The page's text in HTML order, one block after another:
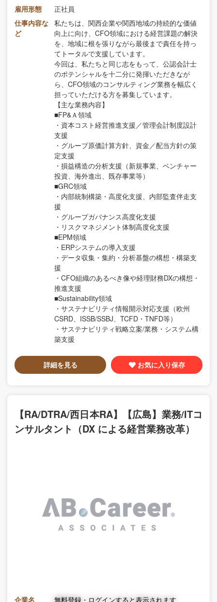
雇用形態
正社員
仕事内容な
ど
私たちは、関西企業や関西地域の持続的な価値
向上に向け、CFO領域における経営課題の解決
を、地域に根を張りながら最後まで責任を持っ
てトータルで支援しています。
今回は、私たちと同じ志をもって、公認会計士
のポテンシャルを十二分に発揮いただきなが
ら、CFO領域のコンサルティング業務を幅広く
担っていただける方を募集しています。
【主な業務内容】
■FP&Ａ領域
・資本コスト経営推進支援／管理会計制度設計
支援
・グループ原価計算方針、資金／配当方針の策
定支援
・損益構造の分析支援（新規事業、ベンチャー
投資、海外進出、既存事業等）
■GRC領域
・内部統制構築・高度化支援、内部監査伴走支
援
・グループガバナンス高度化支援
・リスクマネジメント体制高度化支援
■EPM領域
・ERPシステムの導入支援
・データ収集・集約・分析基盤の構想・構築支
援
・CFO組織のあるべき像や経理財務DXの構想・
推進支援
■Sustainability領域
・サステナビリティ情報開示対応支援（欧州
CSRD、ISSB/SSBJ、TCFD・TNFD等）
・サステナビリティ戦略立案/業務・システム構
築支援
詳細を見る お気に入り保存
【RA/DTRA/西日本RA】【広島】業務/ITコ
ンサルタント（DX による経営業務改革）
企業名 無料登録・ログインすると表示されます